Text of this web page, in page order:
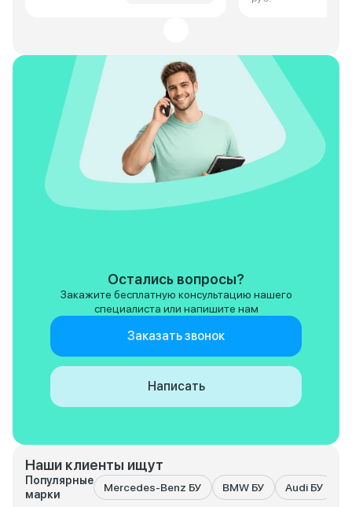
Остались вопросы?
Закажите бесплатную консультацию нашего
специалиста или напишите нам
Заказать звонок
Написать
Наши клиенты ищут
Популярные
марки
Mercedes-Benz БУ BMW БУ Audi БУ